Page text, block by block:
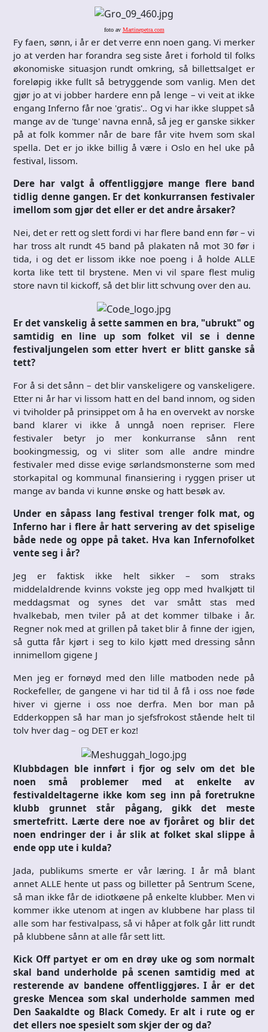
foto av Martinepetra.com
Fy faen, sønn, i år er det verre enn noen gang. Vi merker
jo at verden har forandra seg siste året i forhold til folks
økonomiske situasjon rundt omkring, så billettsalget er
foreløpig ikke fullt så betryggende som vanlig. Men det
gjør jo at vi jobber hardere enn på lenge – vi veit at ikke
engang Inferno får noe 'gratis'.. Og vi har ikke sluppet så
mange av de 'tunge' navna ennå, så jeg er ganske sikker
på at folk kommer når de bare får vite hvem som skal
spella. Det er jo ikke billig å være i Oslo en hel uke på
festival, lissom.
Dere har valgt å offentliggjøre mange flere band
tidlig denne gangen. Er det konkurransen festivaler
imellom som gjør det eller er det andre årsaker?
Nei, det er rett og slett fordi vi har flere band enn før – vi
har tross alt rundt 45 band på plakaten nå mot 30 før i
tida, i og det er lissom ikke noe poeng i å holde ALLE
korta like tett til brystene. Men vi vil spare flest mulig
store navn til kickoff, så det blir litt schvung over den au.
Er det vanskelig å sette sammen en bra, "ubrukt" og
samtidig en line up som folket vil se i denne
festivaljungelen som etter hvert er blitt ganske så
tett?
For å si det sånn – det blir vanskeligere og vanskeligere.
Etter ni år har vi lissom hatt en del band innom, og siden
vi tviholder på prinsippet om å ha en overvekt av norske
band klarer vi ikke å unngå noen repriser. Flere
festivaler betyr jo mer konkurranse sånn rent
bookingmessig, og vi sliter som alle andre mindre
festivaler med disse evige sørlandsmonsterne som med
storkapital og kommunal finansiering i ryggen priser ut
mange av banda vi kunne ønske og hatt besøk av.
Under en såpass lang festival trenger folk mat, og
Inferno har i flere år hatt servering av det spiselige
både nede og oppe på taket. Hva kan Infernofolket
vente seg i år?
Jeg er faktisk ikke helt sikker – som straks
middelaldrende kvinns vokste jeg opp med hvalkjøtt til
meddagsmat og synes det var smått stas med
hvalkebab, men tviler på at det kommer tilbake i år.
Regner nok med at grillen på taket blir å finne der igjen,
så gutta får kjørt i seg to kilo kjøtt med dressing sånn
innimellom gigene J
Men jeg er fornøyd med den lille matboden nede på
Rockefeller, de gangene vi har tid til å få i oss noe føde
hiver vi gjerne i oss noe derfra. Men bor man på
Edderkoppen så har man jo sjefsfrokost stående helt til
tolv hver dag – og DET er koz!
Klubbdagen ble innført i fjor og selv om det ble
noen små problemer med at enkelte av
festivaldeltagerne ikke kom seg inn på foretrukne
klubb grunnet står pågang, gikk det meste
smertefritt. Lærte dere noe av fjoråret og blir det
noen endringer der i år slik at folket skal slippe å
ende opp ute i kulda?
Jada, publikums smerte er vår læring. I år må blant
annet ALLE hente ut pass og billetter på Sentrum Scene,
så man ikke får de idiotkøene på enkelte klubber. Men vi
kommer ikke utenom at ingen av klubbene har plass til
alle som har festivalpass, så vi håper at folk går litt rundt
på klubbene sånn at alle får sett litt.
Kick Off partyet er om en drøy uke og som normalt
skal band underholde på scenen samtidig med at
resterende av bandene offentliggjøres. I år er det
greske Mencea som skal underholde sammen med
Den Saakaldte og Black Comedy. Er alt i rute og er
det ellers noe spesielt som skjer der og da?